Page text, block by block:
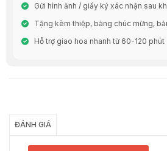
Gửi hình ảnh / giấy ký xác nhận sau
Tặng kèm thiệp, bảng chúc mừng,
Hỗ trợ giao hoa nhanh từ 60-120 phút
ĐÁNH GIÁ